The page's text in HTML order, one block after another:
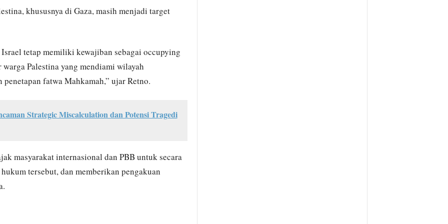
khususnya di Gaza, masih menjadi target
tetap memiliki kewajiban sebagai occupying
Palestina yang mendiami wilayah
fatwa Mahkamah,” ujar Retno.
Strategic Miscalculation dan Potensi Tragedi
masyarakat internasional dan PBB untuk secara
tersebut, dan memberikan pengakuan